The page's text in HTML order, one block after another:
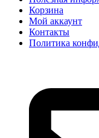
Корзина
Мой аккаунт
Контакты
Политика